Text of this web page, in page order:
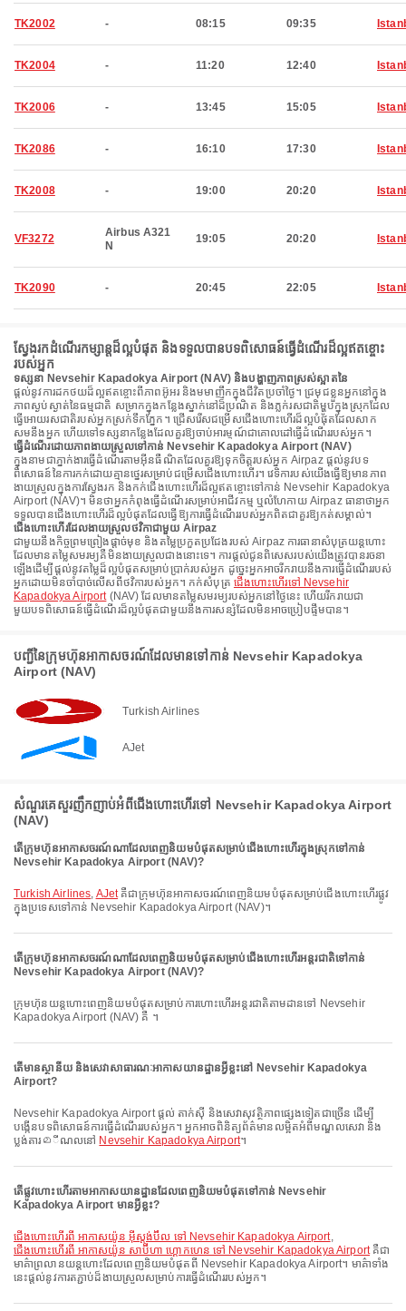
TK2002 - 08:15 09:35
TK2004 - 11:20 12:40
TK2006 - 13:45 15:05
TK2086 - 16:10 17:30
TK2008 - 19:00 20:20
VF3272
Airbus A321
N
19:05 20:20
TK2090 - 20:45 22:05
ស្វែងរកដំណើរកម្សាន្តដ៏ល្អបំផុត និងទទួលបានបទពិសោធន៍ធ្វើដំណើរដ៏ល្អឥតខ្ចោះ
របស់អ្នក
ទស្សនា Nevsehir Kapadokya Airport (NAV) និងបង្ហាញភាពស្រស់ស្អាតនៃ
ផ្តល់នូវការដកថយដ៏ល្អឥតខ្ចោះពីភាពអ៊ូអរ និងមមាញឹកក្នុងជីវិតប្រចាំថ្ងៃ។ ជ្រមុជខ្លួនអ្នកនៅក្នុង
ភាពស្ងប់ស្ងាត់នៃធម្មជាតិ សម្រាកក្នុងកន្លែងស្នាក់នៅដ៏ប្រណិត និងភ្លក់រសជាតិម្ហូបក្នុងស្រុកដែល
ធ្វើអោយរសជាតិរបស់អ្នកស្រក់ទឹកភ្នែក។ ជ្រើសរើសជម្រើសជើងហោះហើរដ៏ល្អបំផុតដែលសាក
សមនឹងអ្នក ហើយទៅទស្សនាកន្លែងដែលគួរឱ្យចាប់អារម្មណ៍ជាគោលដៅធ្វើដំណើររបស់អ្នក។
ធ្វើដំណើរដោយភាពងាយស្រួលទៅកាន់ Nevsehir Kapadokya Airport (NAV)
ក្នុងនាមជាភ្នាក់ងារធ្វើដំណើរតាមអ៊ីនធឺណិតដែលគួរឱ្យទុកចិត្តរបស់អ្នក Airpaz ផ្តល់នូវបទ
ពិសោធន៍នៃការកក់ដោយគ្មានថ្នេរសម្រាប់ជម្រើសជើងហោះហើរ។ វេទិការបស់យើងធ្វើឱ្យមានភាព
ងាយស្រួលក្នុងការស្វែងរក និងកក់ជើងហោះហើរដ៏ល្អឥតខ្ចោះទៅកាន់ Nevsehir Kapadokya
Airport (NAV)។ មិនថាអ្នកកំពុងធ្វើដំណើរសម្រាប់អាជីវកម្ម ឬលំហែកាយ Airpaz ធានាថាអ្នក
ទទួលបានជើងហោះហើរដ៏ល្អបំផុតដែលធ្វើឱ្យការធ្វើដំណើររបស់អ្នកពិតជាគួរឱ្យកត់សម្គាល់។
ជើងហោះហើរដែលងាយស្រួលថវិកាជាមួយ Airpaz
ជាមួយនឹងកិច្ចព្រមព្រៀងផ្តាច់មុខ និងតម្លៃប្រកួតប្រជែងរបស់ Airpaz ការធានាសំបុត្រយន្តហោះ
ដែលមានតម្លៃសមរម្យគឺមិនងាយស្រួលជាងនោះទេ។ ការផ្តល់ជូនពិសេសរបស់យើងត្រូវបានរចនា
ឡើងដើម្បីផ្តល់នូវតម្លៃដ៏ល្អបំផុតសម្រាប់ប្រាក់របស់អ្នក ដូច្នេះអ្នកអាចរីករាយនឹងការធ្វើដំណើររបស់
អ្នកដោយមិនចាំបាច់លើសពីថវិការបស់អ្នក។ កក់សំបុត្រ ជើងហោះហើរទៅ Nevsehir
Kapadokya Airport(NAV) ដែលមានតម្លៃសមរម្យរបស់អ្នកនៅថ្ងៃនេះ ហើយរីករាយជា
មួយបទពិសោធន៍ធ្វើដំណើរដ៏ល្អបំផុតជាមួយនឹងការសន្សំដែលមិនអាចប្រៀបផ្ទឹមបាន។
បញ្ជីនៃក្រុមហ៊ុនអាកាសចរណ៍ដែលមានទៅកាន់ Nevsehir Kapadokya
Airport (NAV)
Turkish Airlines
AJet
សំណួរគេសួរញឹកញាប់អំពីជើងហោះហើរទៅ Nevsehir Kapadokya Airport
(NAV)
តើក្រុមហ៊ុនអាកាសចរណ៍ណាដែលពេញនិយមបំផុតសម្រាប់ជើងហោះហើរក្នុងស្រុកទៅកាន់
Nevsehir Kapadokya Airport (NAV)?
Turkish Airlines, AJetគឺជាក្រុមហ៊ុនអាកាសចរណ៍ពេញនិយមបំផុតសម្រាប់ជើងហោះហើរផ្លូវ
ក្នុងប្រទេសទៅកាន់ Nevsehir Kapadokya Airport (NAV)។
តើក្រុមហ៊ុនអាកាសចរណ៍ណាដែលពេញនិយមបំផុតសម្រាប់ជើងហោះហើរអន្តរជាតិទៅកាន់
Nevsehir Kapadokya Airport (NAV)?
ក្រុមហ៊ុនយន្តហោះពេញនិយមបំផុតសម្រាប់ការហោះហើរអន្តរជាតិតាមដានទៅ Nevsehir
Kapadokya Airport (NAV) គឺ ។
តើមានស្ថានីយ និងសេវាសាធារណៈអាកាសយានដ្ឋានអ្វីខ្លះនៅ Nevsehir Kapadokya
Airport?
Nevsehir Kapadokya Airport ផ្តល់ តាក់ស៊ី និងសេវាសុវត្ថិភាពផ្សេងទៀតជាច្រើន ដើម្បី
បង្កើនបទពិសោធន៍ការធ្វើដំណើររបស់អ្នក។ អ្នកអាចពិនិត្យព័ត៌មានលម្អិតអំពីមណ្ឌលសេវា និង
ប្លង់តារ‍മីណលនៅ Nevsehir Kapadokya Airport។
តើផ្លូវហោះហើរតាមអាកាសយានដ្ឋានដែលពេញនិយមបំផុតទៅកាន់ Nevsehir
Kapadokya Airport មានអ្វីខ្លះ?
ជើងហោះហើរពី អាកាសយ៉ូន អ៊ីស្តង់ប៊ឺល ទៅ Nevsehir Kapadokya Airport,
ជើងហោះហើរពី អាកាសយ៉ូន សាប៊ីហា ហ្គោកហេន ទៅ Nevsehir Kapadokya Airportគឺជា
មាគ៌ាព្រលានយន្តហោះដែលពេញនិយមបំផុតពី Nevsehir Kapadokya Airport។ មាគ៌ាទាំង
នេះផ្តល់នូវការតភ្ជាប់ដ៏ងាយស្រួលសម្រាប់ការធ្វើដំណើររបស់អ្នក។